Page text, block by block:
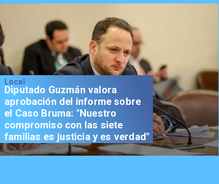
Local
Diputado Guzmán valora
aprobación del informe sobre
el Caso Bruma: "Nuestro
compromiso con las siete
familias es justicia y es verdad"